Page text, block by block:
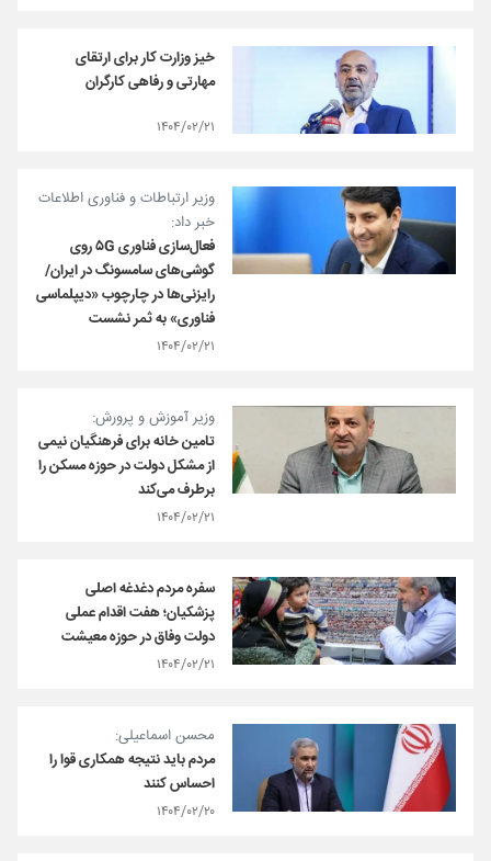
خیز وزارت کار برای ارتقای
مهارتی و رفاهی کارگران
۱۴۰۴/۰۲/۲۱
وزیر ارتباطات و فناوری اطلاعات
خبر داد:
فعال‌سازی فناوری ۵G روی
گوشی‌های سامسونگ در ایران/
رایزنی‌ها در چارچوب «دیپلماسی
فناوری» به ثمر نشست
۱۴۰۴/۰۲/۲۱
وزیر آموزش و پرورش:
تامین خانه برای فرهنگیان نیمی
از مشکل دولت در حوزه مسکن را
برطرف می‌کند
۱۴۰۴/۰۲/۲۱
سفره مردم دغدغه اصلی
پزشکیان؛ هفت اقدام عملی
دولت وفاق در حوزه معیشت
۱۴۰۴/۰۲/۲۱
محسن اسماعیلی:
مردم باید نتیجه همکاری قوا را
احساس کنند
۱۴۰۴/۰۲/۲۰